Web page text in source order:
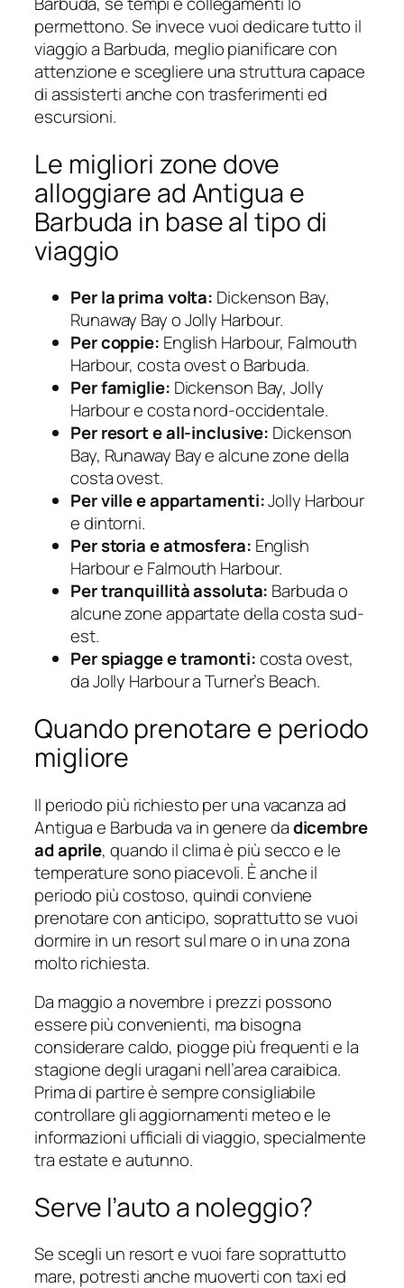
permettono. Se invece vuoi dedicare tutto il
viaggio a Barbuda, meglio pianificare con
attenzione e scegliere una struttura capace
di assisterti anche con trasferimenti ed
escursioni.
Le migliori zone dove
alloggiare ad Antigua e
Barbuda in base al tipo di
viaggio
Per la prima volta: Dickenson Bay,
Runaway Bay o Jolly Harbour.
Per coppie: English Harbour, Falmouth
Harbour, costa ovest o Barbuda.
Per famiglie: Dickenson Bay, Jolly
Harbour e costa nord-occidentale.
Per resort e all-inclusive: Dickenson
Bay, Runaway Bay e alcune zone della
costa ovest.
Per ville e appartamenti:Jolly Harbour
e dintorni.
Per storia e atmosfera: English
Harbour e Falmouth Harbour.
Per tranquillità assoluta: Barbuda o
alcune zone appartate della costa sud-
est.
Per spiagge e tramonti:costa ovest,
da Jolly Harbour a Turner’s Beach.
Quando prenotare e periodo
migliore
Il periodo più richiesto per una vacanza ad
Antigua e Barbuda va in genere dadicembre
ad aprile, quando il clima è più secco e le
temperature sono piacevoli. È anche il
periodo più costoso, quindi conviene
prenotare con anticipo, soprattutto se vuoi
dormire in un resort sul mare o in una zona
molto richiesta.
Da maggio a novembre i prezzi possono
essere più convenienti, ma bisogna
considerare caldo, piogge più frequenti e la
stagione degli uragani nell’area caraibica.
Prima di partire è sempre consigliabile
controllare gli aggiornamenti meteo e le
informazioni ufficiali di viaggio, specialmente
tra estate e autunno.
Serve l’auto a noleggio?
Se scegli un resort e vuoi fare soprattutto
mare, potresti anche muoverti con taxi ed